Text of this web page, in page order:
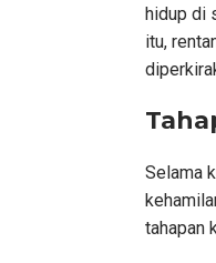
hidup di
itu,
Selama
tahapan